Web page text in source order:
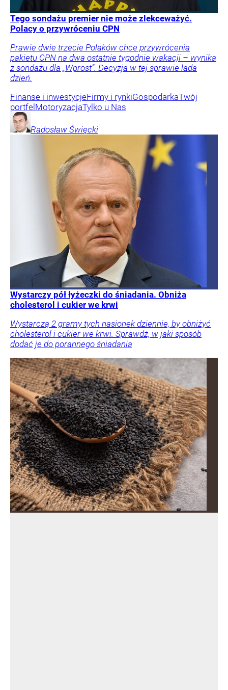
Tego sondażu premier nie może zlekceważyć.
Polacy o przywróceniu CPN
Prawie dwie trzecie Polaków chce przywrócenia
pakietu CPN na dwa ostatnie tygodnie wakacji – wynika
z sondażu dla „Wprost”. Decyzja w tej sprawie lada
dzień.
Finanse i inwestycjeFirmy i rynkiGospodarkaTwój
portfel MotoryzacjaTylko u Nas
Radosław Święcki
Wystarczy pół łyżeczki do śniadania. Obniża
cholesterol i cukier we krwi
Wystarczą 2 gramy tych nasionek dziennie, by obniżyć
cholesterol i cukier we krwi. Sprawdź, w jaki sposób
dodać je do porannego śniadania